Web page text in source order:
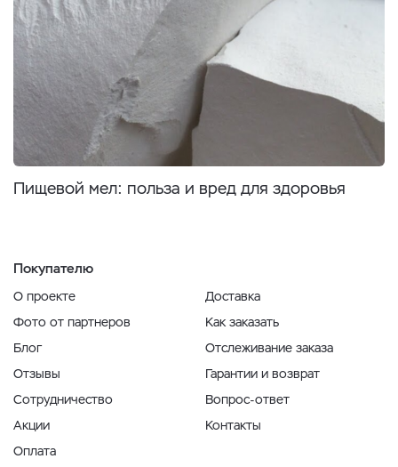
Пищевой мел: польза и вред для здоровья
Покупателю
О проекте
Фото от партнеров
Блог
Отзывы
Сотрудничество
Акции
Оплата
Доставка
Как заказать
Отслеживание заказа
Гарантии и возврат
Вопрос-ответ
Контакты